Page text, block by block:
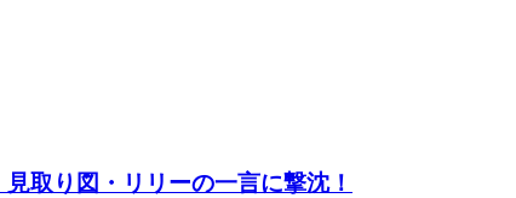
取り図・リリーの一言に撃沈！